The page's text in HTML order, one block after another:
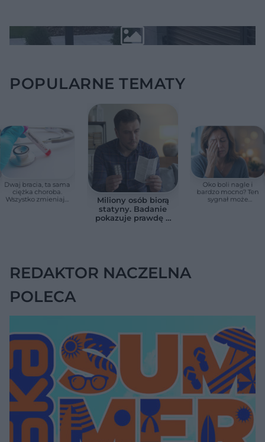
POPULARNE TEMATY
Dwaj bracia, ta sama
ciężka choroba.
Wszystko zmieniają
Miliony osób biorą
statyny. Badanie
pokazuje prawdę o
Oko boli nagle i
bardzo mocno? Ten
sygnał może
REDAKTOR NACZELNA
POLECA